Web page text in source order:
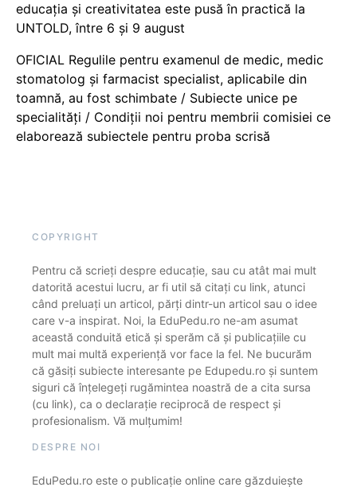
educația și creativitatea este pusă în practică la
UNTOLD, între 6 și 9 august
OFICIAL Regulile pentru examenul de medic, medic
stomatolog și farmacist specialist, aplicabile din
toamnă, au fost schimbate / Subiecte unice pe
specialități / Condiții noi pentru membrii comisiei ce
elaborează subiectele pentru proba scrisă
COPYRIGHT
Pentru că scrieți despre educație, sau cu atât mai mult
datorită acestui lucru, ar fi util să citați cu link, atunci
când preluați un articol, părți dintr-un articol sau o idee
care v-a inspirat. Noi, la EduPedu.ro ne-am asumat
această conduită etică și sperăm că și publicațiile cu
mult mai multă experiență vor face la fel. Ne bucurăm
că găsiți subiecte interesante pe Edupedu.ro și suntem
siguri că înțelegeți rugămintea noastră de a cita sursa
(cu link), ca o declarație reciprocă de respect și
profesionalism. Vă mulțumim!
DESPRE NOI
EduPedu.ro este o publicație online care găzduiește